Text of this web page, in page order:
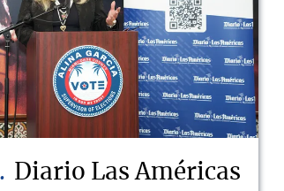
Diario Las Américas